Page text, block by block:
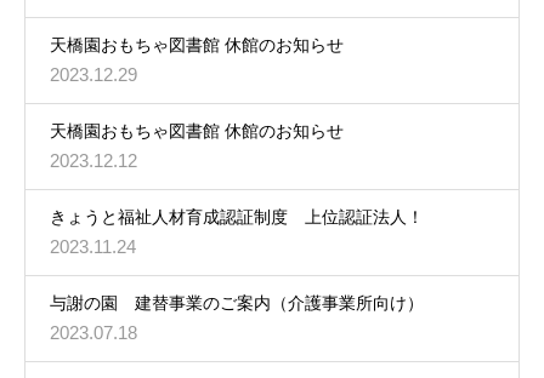
天橋園おもちゃ図書館 休館のお知らせ
2023.12.29
天橋園おもちゃ図書館 休館のお知らせ
2023.12.12
きょうと福祉人材育成認証制度 上位認証法人！
2023.11.24
与謝の園 建替事業のご案内（介護事業所向け）
2023.07.18